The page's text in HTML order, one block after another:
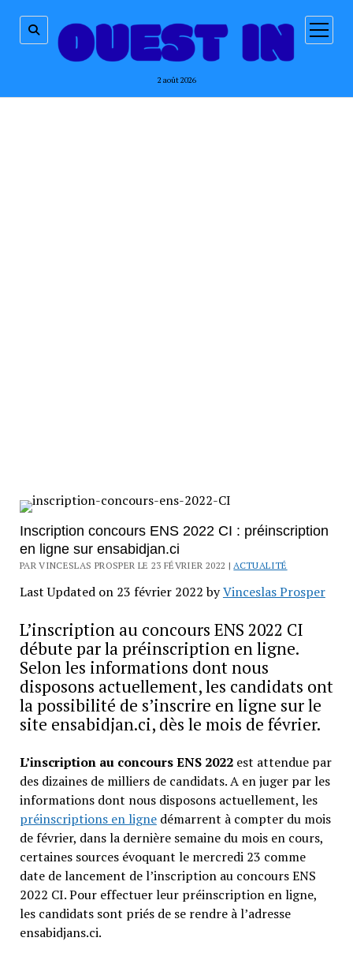
2 août 2026
ouvrir
menu
Inscription concours ENS 2022 CI : préinscription
en ligne sur ensabidjan.ci
PAR VINCESLAS PROSPER LE 23 FÉVRIER 2022 | ACTUALITÉ
Last Updated on 23 février 2022 byVinceslas Prosper
L’inscription au concours ENS 2022 CI
débute par la préinscription en ligne.
Selon les informations dont nous
disposons actuellement, les candidats ont
la possibilité de s’inscrire en ligne sur le
site ensabidjan.ci, dès le mois de février.
L’inscription au concours ENS 2022est attendue par
des dizaines de milliers de candidats. A en juger par les
informations dont nous disposons actuellement, les
préinscriptions en lignedémarrent à compter du mois
de février, dans la dernière semaine du mois en cours,
certaines sources évoquant le mercredi 23 comme
date de lancement de l’inscription au concours ENS
2022 CI. Pour effectuer leur préinscription en ligne,
les candidats sont priés de se rendre à l’adresse
ensabidjans.ci.